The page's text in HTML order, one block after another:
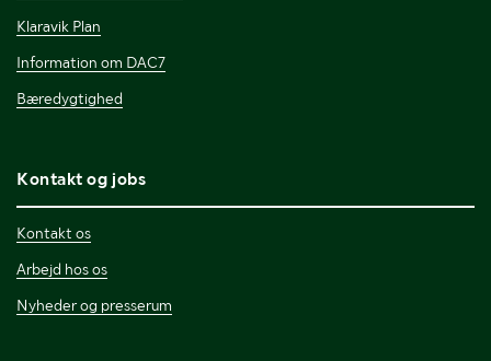
Klaravik Plan
Information om DAC7
Bæredygtighed
Kontakt og jobs
Kontakt os
Arbejd hos os
Nyheder og presserum